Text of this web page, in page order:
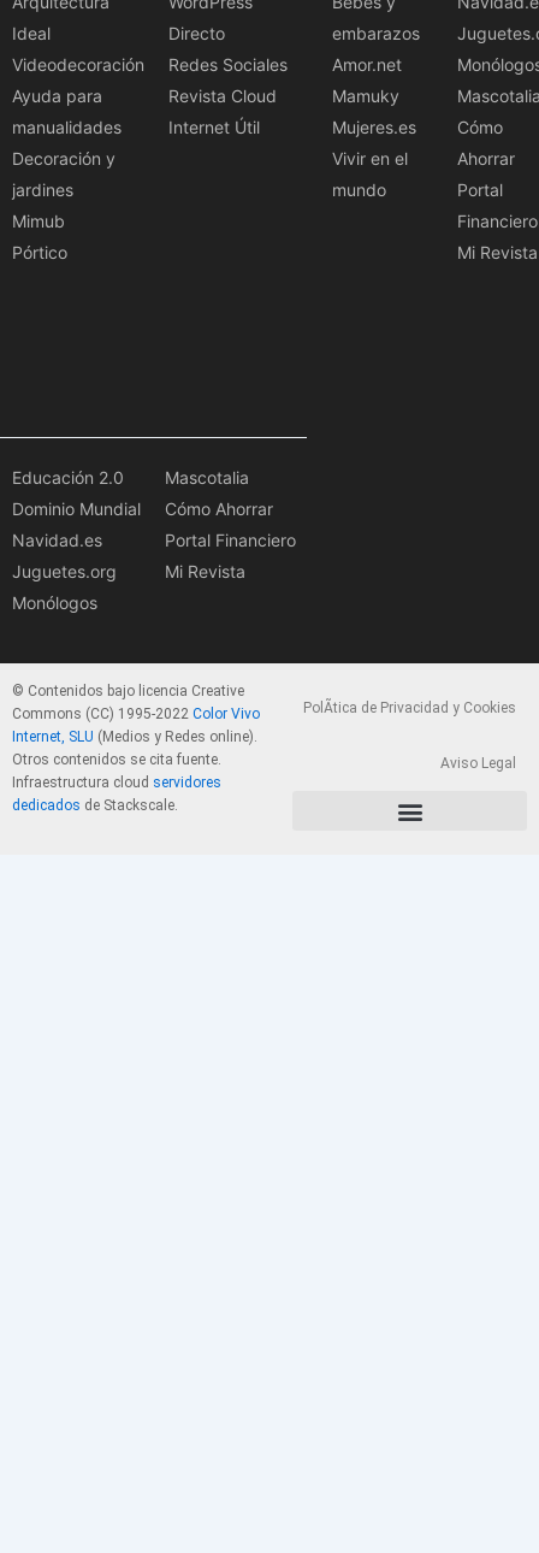
Ideal
Videodecoración
Ayuda para
manualidades
Decoración y
jardines
Mimub
Pórtico
Directo
Redes Sociales
Revista Cloud
Internet Útil
embarazos
Amor.net
Mamuky
Mujeres.es
Vivir en el
mundo
Cómo
Ahorrar
Portal
Financiero
Mi Revista
Educación 2.0
Dominio Mundial
Navidad.es
Juguetes.org
Monólogos
Mascotalia
Cómo Ahorrar
Portal Financiero
Mi Revista
© Contenidos bajo licencia Creative
Commons (CC) 1995-2022 Color Vivo
Internet, SLU (Medios y Redes online).
Otros contenidos se cita fuente.
Infraestructura cloud servidores
dedicados de Stackscale.
PolÃ­tica de Privacidad y Cookies
Aviso Legal